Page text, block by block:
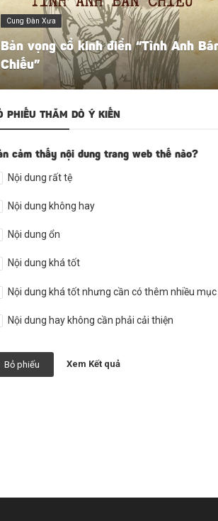
Anh Bán
Người Giữ Điệu
Trường phái vọng
Tuấn
PHIẾU THĂM DÒ Ý KIẾN
cảm thấy nội dung trang web thế nào?
Nội dung rất tệ
Nội dung không hay
Nội dung ổn
Nội dung khá tốt
Nội dung khá tốt nhưng cần có thêm nhiều mục
Nội dung hay không cần phải cải thiện
Bỏ phiếu Xem Kết quả